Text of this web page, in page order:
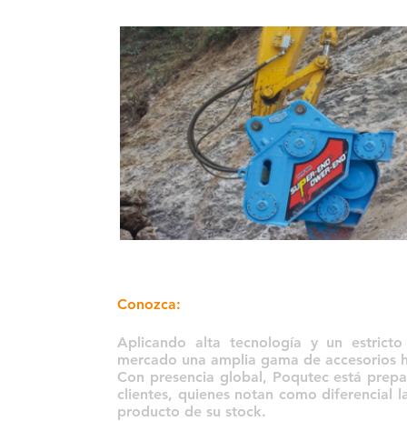
Conozca:
Aplicando alta tecnología y un
mercado una amplia gama de
Con presencia global, Poqutec está
clientes, quienes notan como diferencial
producto de su stock.